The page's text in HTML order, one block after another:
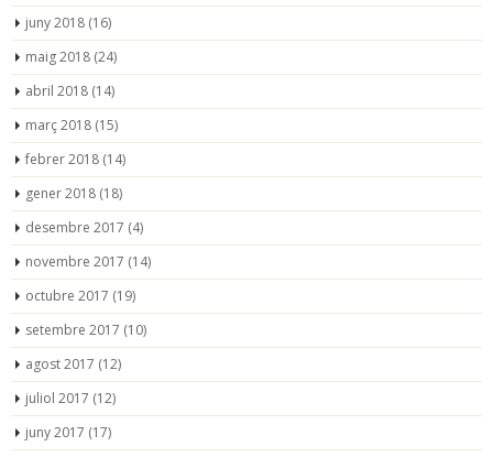
juny 2018 (16)
maig 2018 (24)
abril 2018 (14)
març 2018 (15)
febrer 2018 (14)
gener 2018 (18)
desembre 2017 (4)
novembre 2017 (14)
octubre 2017 (19)
setembre 2017 (10)
agost 2017 (12)
juliol 2017 (12)
juny 2017 (17)